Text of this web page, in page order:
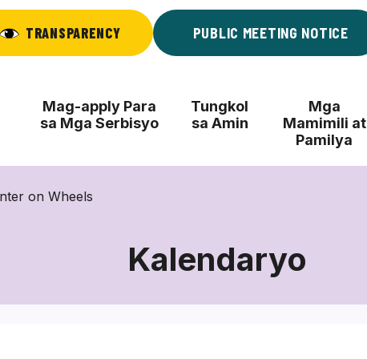
TRANSPARENCY PUBLIC MEETING NOTICE
Mag-apply Para
sa Mga Serbisyo
Tungkol
sa Amin
Mga
Mamimili at
Pamilya
on Wheels
Kalendaryo